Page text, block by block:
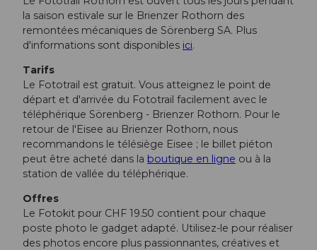
la saison estivale sur le Brienzer Rothorn des
remontées mécaniques de Sörenberg SA. Plus
d'informations sont disponibles ici.
Tarifs
Le Fototrail est gratuit. Vous atteignez le point de
départ et d'arrivée du Fototrail facilement avec le
téléphérique Sörenberg - Brienzer Rothorn. Pour le
retour de l'Eisee au Brienzer Rothorn, nous
recommandons le télésiège Eisee ; le billet piéton
peut être acheté dans la boutique en ligne ou à la
station de vallée du téléphérique.
Offres
Le Fotokit pour CHF 19.50 contient pour chaque
poste photo le gadget adapté. Utilisez-le pour réaliser
des photos encore plus passionnantes, créatives et